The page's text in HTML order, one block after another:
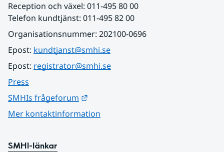
Reception och växel: 011-495 80 00
Telefon kundtjänst: 011-495 82 00
Organisationsnummer: 202100-0696
Epost: kundtjanst@smhi.se
Epost: registrator@smhi.se
Press
SMHIs frågeforum
Mer kontaktinformation
SMHI-länkar